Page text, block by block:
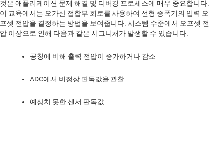
것은 애플리케이션 문제 해결 및 디버깅 프로세스에 매우 중요합니다.
이 교육에서는 오가산 접합부 회로를 사용하여 선형 증폭기의 입력 오
프셋 전압을 결정하는 방법을 보여줍니다. 시스템 수준에서 오프셋 전
압 이상으로 인해 다음과 같은 시그니처가 발생할 수 있습니다.
공칭에 비해 출력 전압이 증가하거나 감소
ADC에서 비정상 판독값을 관찰
예상치 못한 센서 판독값